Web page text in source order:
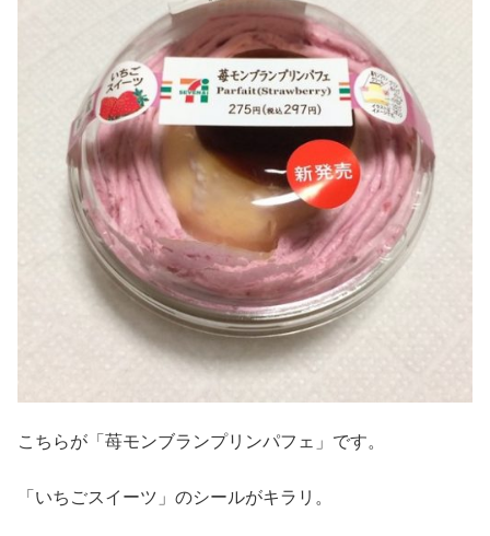
こちらが「苺モンブランプリンパフェ」です。
「いちごスイーツ」のシールがキラリ。